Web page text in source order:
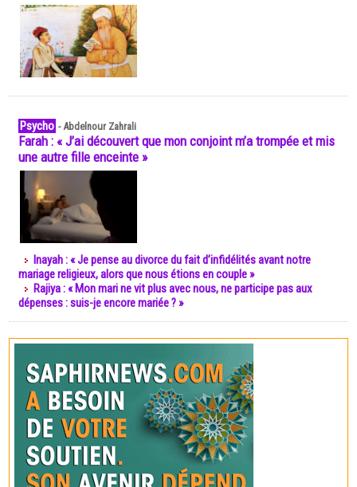
Psycho -Abdelnour Zahrali
Farah : « J’ai découvert que mon conjoint m’a trompée et mis
une autre fille enceinte »
Inayah : « Je pense au divorce du fait d’infidélités avant notre
mariage religieux, alors que nous étions en couple »
Rajiya : « Mon mari ne vit plus avec nous, ne participe pas aux
dépenses : suis-je encore mariée ? »